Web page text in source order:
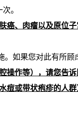
。
癌、肉瘤以及原位
如果您对此有所顾
作等），请您告诉
痘或带状疱疹的人